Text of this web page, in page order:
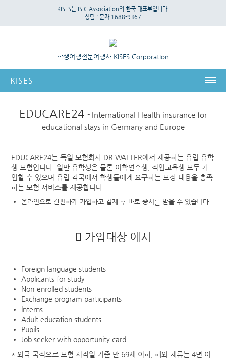
KISES는 ISIC Association의 한국 대표부입니다.
상담 : 문자 1688-9367
학생여행전문여행사 KISES Corporation
KISES
국제 신분증
ITIC 국제교사증
IYTC 국제청소년증
온라인 신청서
MY ID
유럽
호주·뉴질랜드
미국·캐나다
중남미
아프리카
아시아
EDUCARE24 - International Health insurance for
educational stays in Germany and Europe
EDUCARE24는 독일 보험회사 DR.WALTER에서 제공하는 유럽 유학
생 보험입니다. 일반 유학생은 물론 어학연수생, 직업교육생 모두 가
입할 수 있으며 유럽 각국에서 학생들에게 요구하는 보장 내용을 충족
하는 보험 서비스를 제공합니다.
온라인으로 간편하게 가입하고 결제 후 바로 증서를 받을 수 있습니다.
가입대상 예시
Foreign language students
Applicants for study
Non-enrolled students
Exchange program participants
Interns
Adult education students
Pupils
Job seeker with opportunity card
* 외국 국적으로 보험 시작일 기준 만 69세 이하, 해외 체류는 4년 이